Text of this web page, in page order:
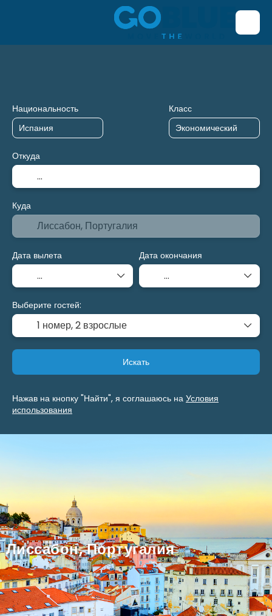
Лиссабон, Португалия
Национальность Класс
Откуда
Куда
Дата вылета Дата окончания
Выберите гостей:
1 номер,2 взрослые
Искать
Нажав на кнопку "Найти", я соглашаюсь на Условия
использования